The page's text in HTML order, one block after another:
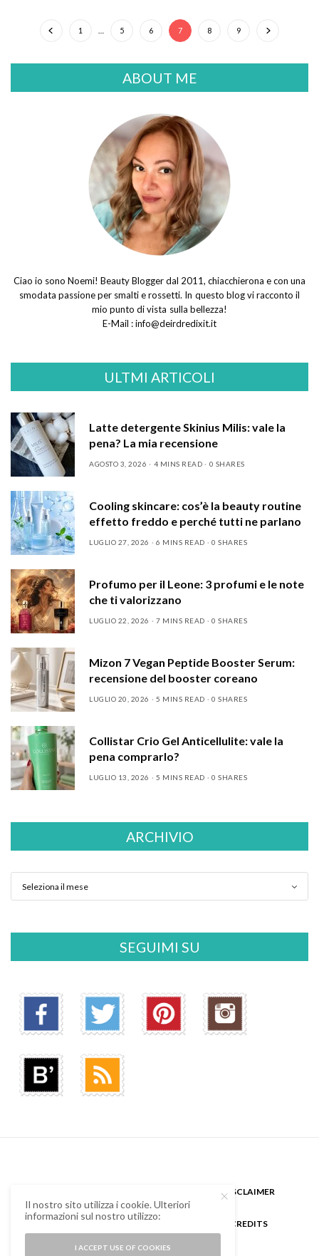
1 5 6 7 8 9
ABOUT ME
Ciao io sono Noemi! Beauty Blogger dal 2011, chiacchierona e con una
smodata passione per smalti e rossetti. In questo blog vi racconto il
mio punto di vista sulla bellezza!
E-Mail :info@deirdredixit.it
ULTMI ARTICOLI
Latte detergente Skinius Milis: vale la
pena? La mia recensione
AGOSTO 3, 2026 4 MINS READ 0 SHARES
Cooling skincare: cos’è la beauty routine
effetto freddo e perché tutti ne parlano
LUGLIO 27, 2026 6 MINS READ 0 SHARES
Profumo per il Leone: 3 profumi e le note
che ti valorizzano
LUGLIO 22, 2026 7 MINS READ 0 SHARES
Mizon 7 Vegan Peptide Booster Serum:
recensione del booster coreano
LUGLIO 20, 2026 5 MINS READ 0 SHARES
Collistar Crio Gel Anticellulite: vale la
pena comprarlo?
LUGLIO 13, 2026 5 MINS READ 0 SHARES
ARCHIVIO
SEGUIMI SU
DISCLAIMER
CREDITS
Il nostro sito utilizza i cookie. Ulteriori
informazioni sul nostro utilizzo:
I ACCEPT USE OF COOKIES